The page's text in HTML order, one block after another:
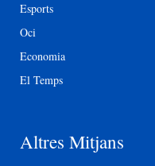
Esports
Oci
Economia
El Temps
Altres Mitjans